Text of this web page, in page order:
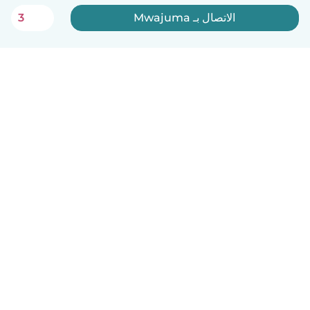
الاتصال بـ Mwajuma 3